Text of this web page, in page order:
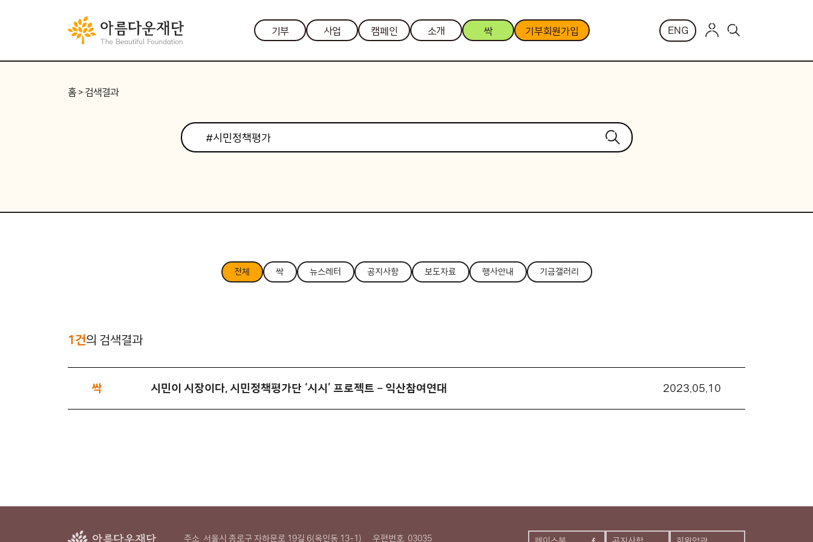
기부 사업 캠페인 소개 싹 기부회원가입 ENG
홈 > 검색결과
전체 싹 뉴스레터 공지사항 보도자료 행사안내 기금갤러리
1건의 검색결과
싹 시민이 시장이다, 시민정책평가단 ‘시시’ 프로젝트 – 익산참여연대 2023.05.10
주소 서울시 종로구 자하문로 19길 6(옥인동 13-1) 우편번호 03035